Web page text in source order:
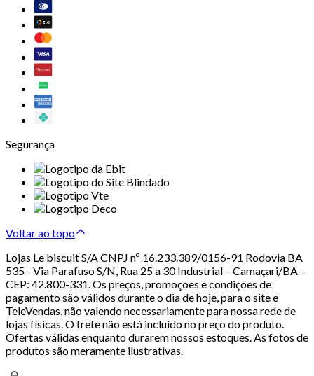
Segurança
Voltar ao topo
Lojas Le biscuit S/A CNPJ nº 16.233.389/0156-91 Rodovia BA
535 - Via Parafuso S/N, Rua 25 a 30 Industrial – Camaçari/BA –
CEP: 42.800-331. Os preços, promoções e condições de
pagamento são válidos durante o dia de hoje, para o site e
TeleVendas, não valendo necessariamente para nossa rede de
lojas físicas. O frete não está incluído no preço do produto.
Ofertas válidas enquanto durarem nossos estoques. As fotos de
produtos são meramente ilustrativas.